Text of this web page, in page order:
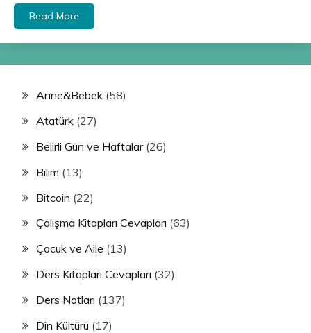
Read More
Anne&Bebek (58)
Atatürk (27)
Belirli Gün ve Haftalar(26)
Bilim (13)
Bitcoin (22)
Çalışma Kitapları Cevapları (63)
Çocuk ve Aile (13)
Ders Kitapları Cevapları (32)
Ders Notları (137)
Din Kültürü (17)